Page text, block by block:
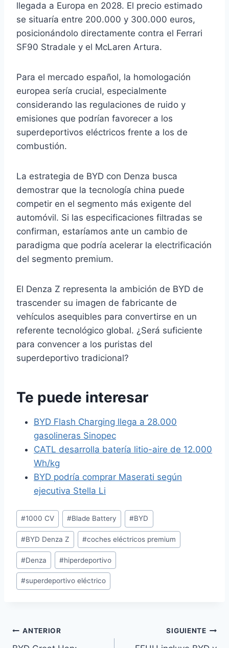
llegada a Europa en 2028. El precio estimado
se situaría entre 200.000 y 300.000 euros,
posicionándolo directamente contra el Ferrari
SF90 Stradale y el McLaren Artura.
Para el mercado español, la homologación
europea sería crucial, especialmente
considerando las regulaciones de ruido y
emisiones que podrían favorecer a los
superdeportivos eléctricos frente a los de
combustión.
La estrategia de BYD con Denza busca
demostrar que la tecnología china puede
competir en el segmento más exigente del
automóvil. Si las especificaciones filtradas se
confirman, estaríamos ante un cambio de
paradigma que podría acelerar la electrificación
del segmento premium.
El Denza Z representa la ambición de BYD de
trascender su imagen de fabricante de
vehículos asequibles para convertirse en un
referente tecnológico global. ¿Será suficiente
para convencer a los puristas del
superdeportivo tradicional?
Te puede interesar
BYD Flash Charging llega a 28.000
gasolineras Sinopec
CATL desarrolla batería litio-aire de 12.000
Wh/kg
BYD podría comprar Maserati según
ejecutiva Stella Li
Etiquetas
de
la
entrada:
#1000 CV #Blade Battery #BYD
#BYD Denza Z #coches eléctricos premium
#Denza #hiperdeportivo
#superdeportivo eléctrico
Navegación
ANTERIOR SIGUIENTE